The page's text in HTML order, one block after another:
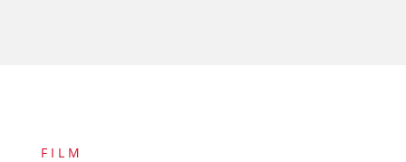
F I L M